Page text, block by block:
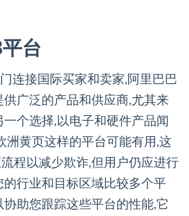
台
连接国际买家和卖家,阿里巴巴
广泛的产品和供应商,尤其来
个选择,以电子和硬件产品闻
洲黄页这样的平台可能有用,这
程以减少欺诈,但用户仍应进行
行业和目标区域比较多个平
助您跟踪这些平台的性能,它